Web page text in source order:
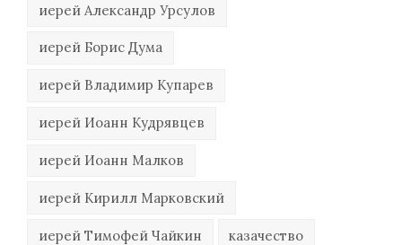
иерей Александр Урсулов
иерей Борис Дума
иерей Владимир Купарев
иерей Иоанн Кудрявцев
иерей Иоанн Малков
иерей Кирилл Марковский
иерей Тимофей Чайкин казачество